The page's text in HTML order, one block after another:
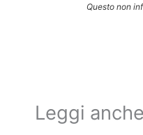
Questo non
Leggi anche